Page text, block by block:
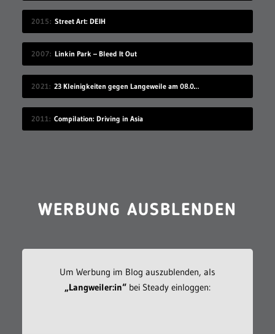
2015 Street Art: DEIH
2007 Linkin Park – Bleed It Out
2021 23 Kleinigkeiten gegen Langeweile am 08.08.2021
2011 Compilation: Driving in Asia
WERBUNG AUSBLENDEN
Um Werbung im Blog auszublenden, als
„Langweiler:in“bei Steady einloggen: